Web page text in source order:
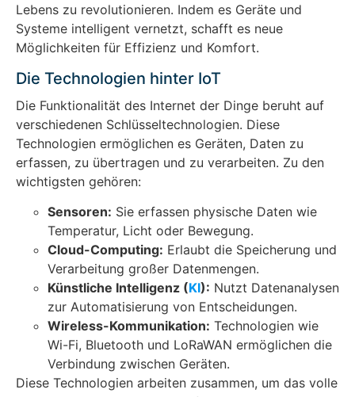
Lebens zu revolutionieren. Indem es Geräte und
Systeme intelligent vernetzt, schafft es neue
Möglichkeiten für Effizienz und Komfort.
Die Technologien hinter IoT
Die Funktionalität des Internet der Dinge beruht auf
verschiedenen Schlüsseltechnologien. Diese
Technologien ermöglichen es Geräten, Daten zu
erfassen, zu übertragen und zu verarbeiten. Zu den
wichtigsten gehören:
Sensoren: Sie erfassen physische Daten wie
Temperatur, Licht oder Bewegung.
Cloud-Computing: Erlaubt die Speicherung und
Verarbeitung großer Datenmengen.
Künstliche Intelligenz (KI): Nutzt Datenanalysen
zur Automatisierung von Entscheidungen.
Wireless-Kommunikation: Technologien wie
Wi-Fi, Bluetooth und LoRaWAN ermöglichen die
Verbindung zwischen Geräten.
Diese Technologien arbeiten zusammen, um das volle